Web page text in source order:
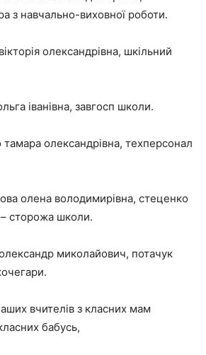
з навчально-виховної роботи.
олександрівна, шкільний
іванівна, завгосп школи.
олександрівна, техперсонал
олена володимирівна, стеценко
– сторожа школи.
миколайович, потачук
вчителів з класних мам
бабусь,